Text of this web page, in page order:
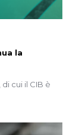
la
cui il CIB è